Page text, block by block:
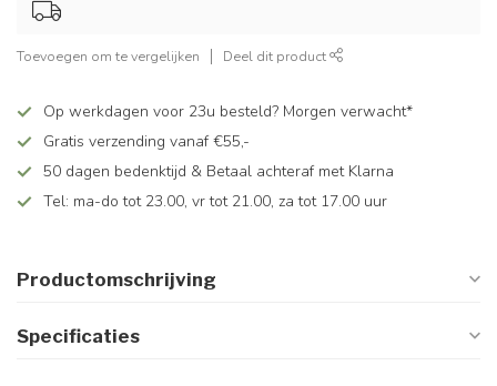
Toevoegen om te vergelijken Deel dit product
Op werkdagen voor 23u besteld? Morgen verwacht*
Gratis verzending vanaf €55,-
50 dagen bedenktijd & Betaal achteraf met Klarna
Tel: ma-do tot 23.00, vr tot 21.00, za tot 17.00 uur
Productomschrijving
Specificaties